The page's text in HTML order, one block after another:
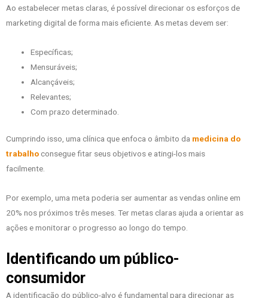
Ao estabelecer metas claras, é possível direcionar os esforços de
marketing digital de forma mais eficiente. As metas devem ser:
Específicas;
Mensuráveis;
Alcançáveis;
Relevantes;
Com prazo determinado.
Cumprindo isso, uma clínica que enfoca o âmbito da medicina do
trabalhoconsegue fitar seus objetivos e atingi-los mais
facilmente.
Por exemplo, uma meta poderia ser aumentar as vendas online em
20% nos próximos três meses. Ter metas claras ajuda a orientar as
ações e monitorar o progresso ao longo do tempo.
Identificando um público-
consumidor
A identificação do público-alvo é fundamental para direcionar as